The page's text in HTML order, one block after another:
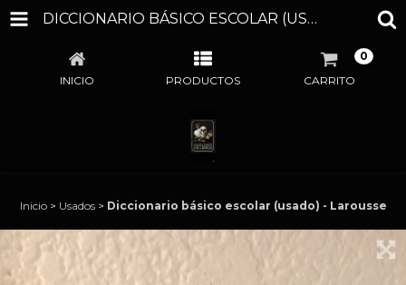
DICCIONARIO BÁSICO ESCOLAR (USADO) - LAROUSSE
INICIO PRODUCTOS CARRITO
0
Inicio > Usados > Diccionario básico escolar (usado) - Larousse